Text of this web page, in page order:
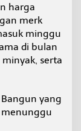
harga
merk
minggu
di bulan
serta
yang